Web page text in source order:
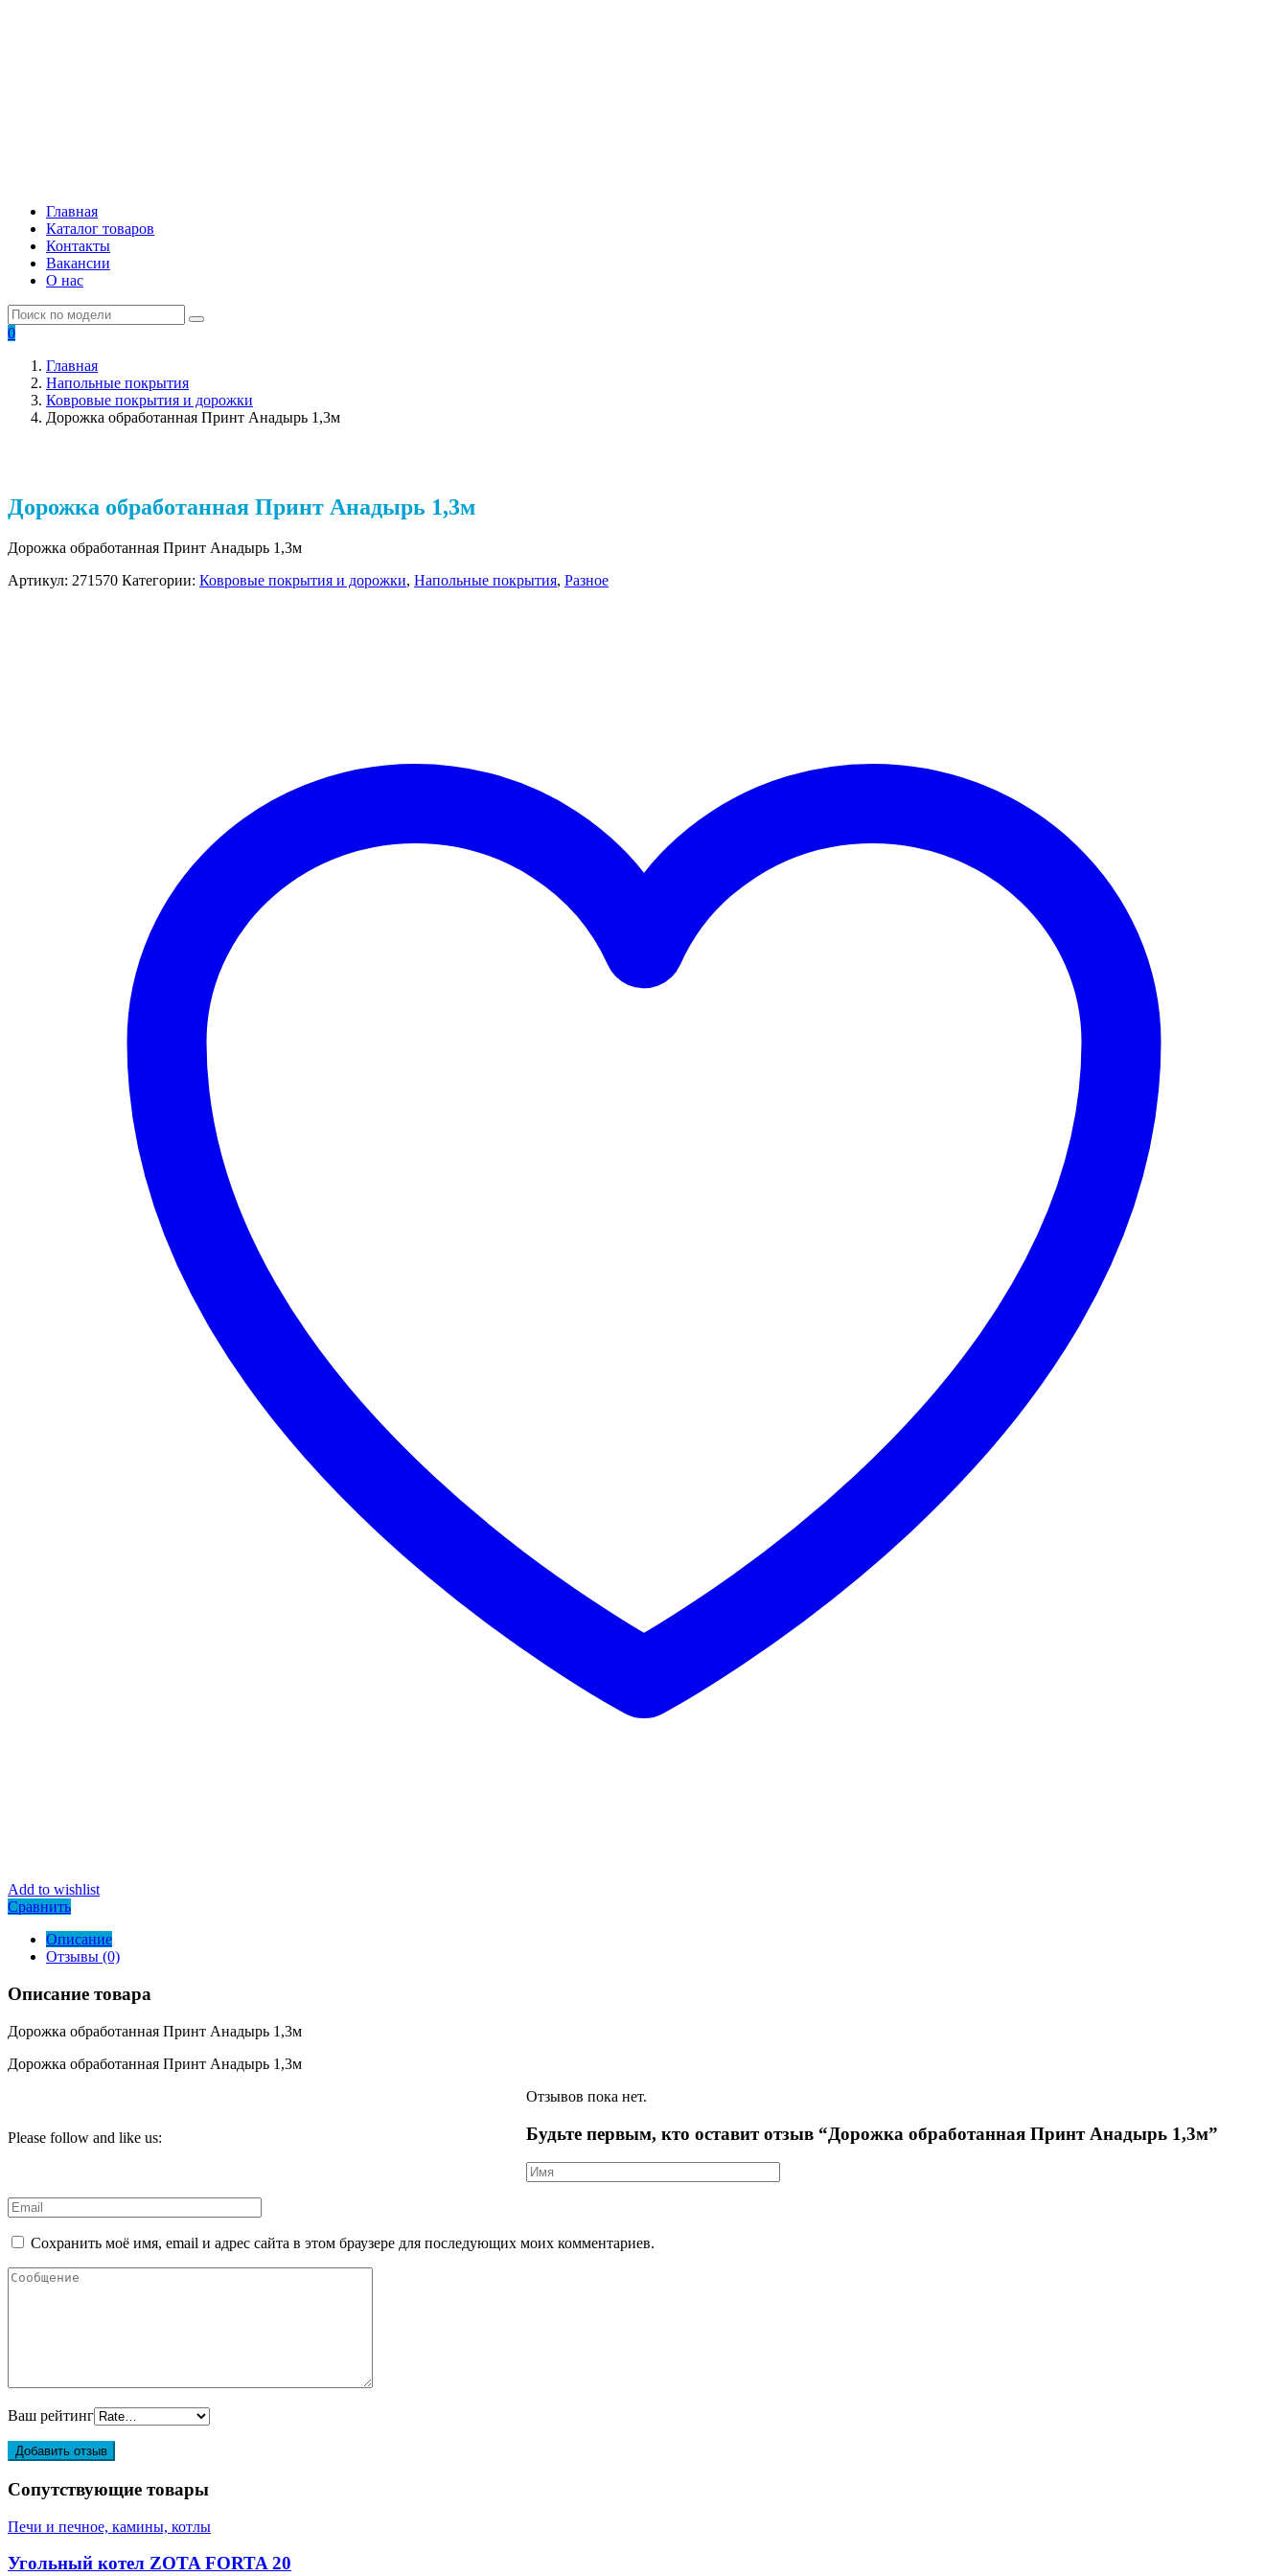
Главная
Каталог товаров
Контакты
Вакансии
О нас
0
Главная
Напольные покрытия
Ковровые покрытия и дорожки
Дорожка обработанная Принт Анадырь 1,3м
Дорожка обработанная Принт Анадырь 1,3м
Дорожка обработанная Принт Анадырь 1,3м
Артикул: 271570 Категории: Ковровые покрытия и дорожки, Напольные покрытия, Разное
Add to wishlist
Сравнить
Описание
Отзывы (0)
Описание товара
Дорожка обработанная Принт Анадырь 1,3м
Дорожка обработанная Принт Анадырь 1,3м
Please follow and like us:
Отзывов пока нет.
Будьте первым, кто оставит отзыв “Дорожка обработанная Принт Анадырь 1,3м”
Сохранить моё имя, email и адрес сайта в этом браузере для последующих моих комментариев.
Ваш рейтинг
Сопутствующие товары
Печи и печное, камины, котлы
Угольный котел ZOTA FORTA 20